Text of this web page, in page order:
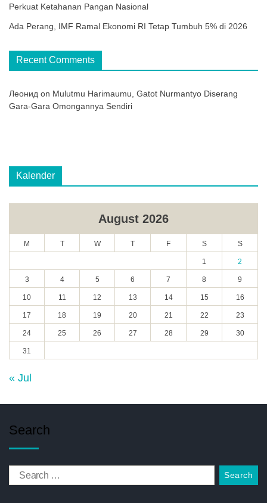
Perkuat Ketahanan Pangan Nasional
Ada Perang, IMF Ramal Ekonomi RI Tetap Tumbuh 5% di 2026
Recent Comments
Леонид on Mulutmu Harimaumu, Gatot Nurmantyo Diserang
Gara-Gara Omongannya Sendiri
Kalender
August 2026
M T W T F S S
1 2
3 4 5 6 7 8 9
10 11 12 13 14 15 16
17 18 19 20 21 22 23
24 25 26 27 28 29 30
31
« Jul
Search